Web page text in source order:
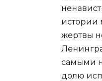
истории
жертвы
самыми
долю